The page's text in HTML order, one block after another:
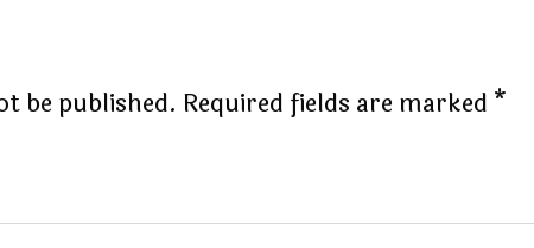
be published. Required fields are marked *